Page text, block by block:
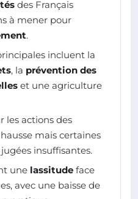
des Français
à mener pour
.
incluent la
, la prévention des
et une agriculture
les actions des
mais certaines
insuffisantes.
une lassitude face
avec une baisse de